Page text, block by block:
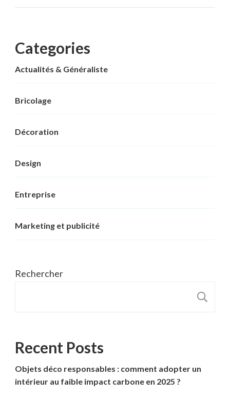
Categories
Actualités & Généraliste
Bricolage
Décoration
Design
Entreprise
Marketing et publicité
Rechercher
Recent Posts
Objets déco responsables : comment adopter un
intérieur au faible impact carbone en 2025 ?